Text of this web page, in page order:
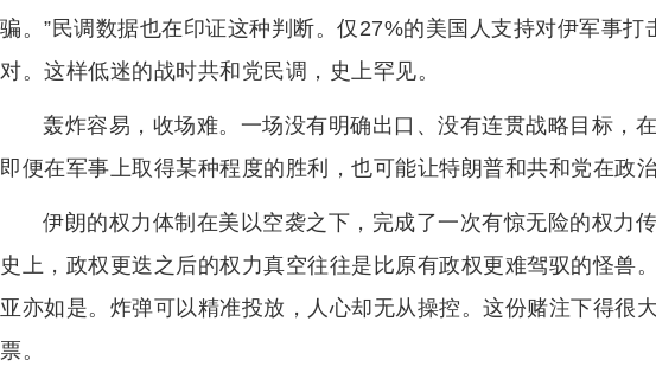
骗。”民调数据也在印证这种判断。仅27%的美国人支持对伊军事打
对。这样低迷的战时共和党民调，史上罕见。
轰炸容易，收场难。一场没有明确出口、没有连贯战略目标，
即便在军事上取得某种程度的胜利，也可能让特朗普和共和党在政治
伊朗的权力体制在美以空袭之下，完成了一次有惊无险的权力
史上，政权更迭之后的权力真空往往是比原有政权更难驾驭的怪兽
亚亦如是。炸弹可以精准投放，人心却无从操控。这份赌注下得很
票。